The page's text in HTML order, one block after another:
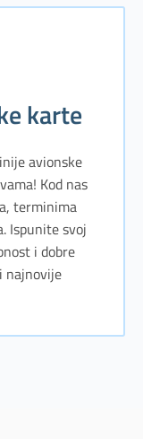
karte
avionske
Kod nas
terminima
Ispunite svoj
i dobre
najnovije